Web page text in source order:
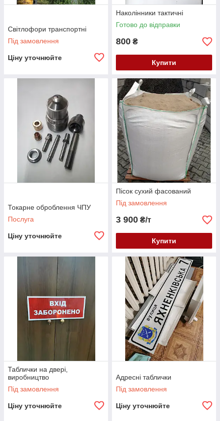
Світлофори транспортні
Під замовлення
Ціну уточнюйте
Наколінники тактичні
Готово до відправки
800 ₴
Купити
Токарне оброблення ЧПУ
Послуга
Ціну уточнюйте
Пісок сухий фасований
Під замовлення
3 900 ₴/т
Купити
Таблички на двері,
виробництво
Під замовлення
Ціну уточнюйте
Адресні таблички
Під замовлення
Ціну уточнюйте